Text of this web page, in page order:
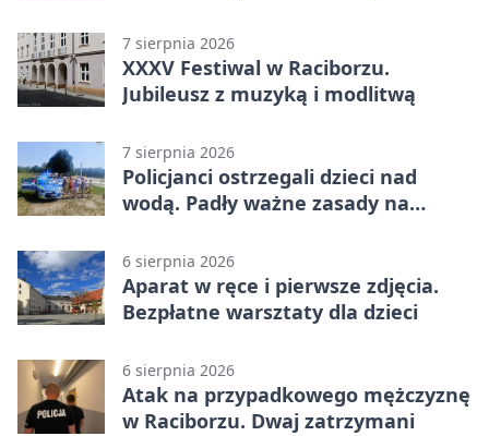
7 sierpnia 2026
XXXV Festiwal w Raciborzu.
Jubileusz z muzyką i modlitwą
7 sierpnia 2026
Policjanci ostrzegali dzieci nad
wodą. Padły ważne zasady na
6 sierpnia 2026
Aparat w ręce i pierwsze zdjęcia.
Bezpłatne warsztaty dla dzieci
6 sierpnia 2026
Atak na przypadkowego mężczyznę
w Raciborzu. Dwaj zatrzymani